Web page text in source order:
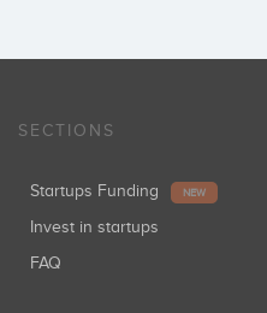
SECTIONS
Startups Funding NEW
Invest in startups
FAQ